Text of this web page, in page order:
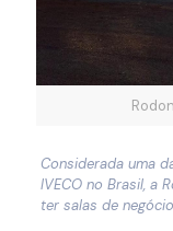
Considerada uma
IVECO no Brasil, a
ter salas de